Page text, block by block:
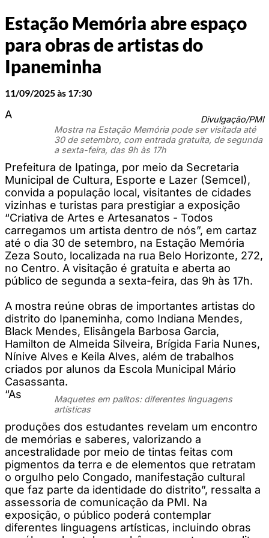
Estação Memória abre espaço
para obras de artistas do
Ipaneminha
11/09/2025 às 17:30
Divulgação/PMI
Mostra na Estação Memória pode ser visitada até
30 de setembro, com entrada gratuita, de segunda
a sexta-feira, das 9h às 17h
A
Prefeitura de Ipatinga, por meio da Secretaria
Municipal de Cultura, Esporte e Lazer (Semcel),
convida a população local, visitantes de cidades
vizinhas e turistas para prestigiar a exposição
“Criativa de Artes e Artesanatos - Todos
carregamos um artista dentro de nós”, em cartaz
até o dia 30 de setembro, na Estação Memória
Zeza Souto, localizada na rua Belo Horizonte, 272,
no Centro. A visitação é gratuita e aberta ao
público de segunda a sexta-feira, das 9h às 17h.
A mostra reúne obras de importantes artistas do
distrito do Ipaneminha, como Indiana Mendes,
Black Mendes, Elisângela Barbosa Garcia,
Hamilton de Almeida Silveira, Brígida Faria Nunes,
Nínive Alves e Keila Alves, além de trabalhos
criados por alunos da Escola Municipal Mário
Casassanta.
Maquetes em palitos: diferentes linguagens
artísticas
“As
produções dos estudantes revelam um encontro
de memórias e saberes, valorizando a
ancestralidade por meio de tintas feitas com
pigmentos da terra e de elementos que retratam
o orgulho pelo Congado, manifestação cultural
que faz parte da identidade do distrito”, ressalta a
assessoria de comunicação da PMI. Na
exposição, o público poderá contemplar
diferentes linguagens artísticas, incluindo obras